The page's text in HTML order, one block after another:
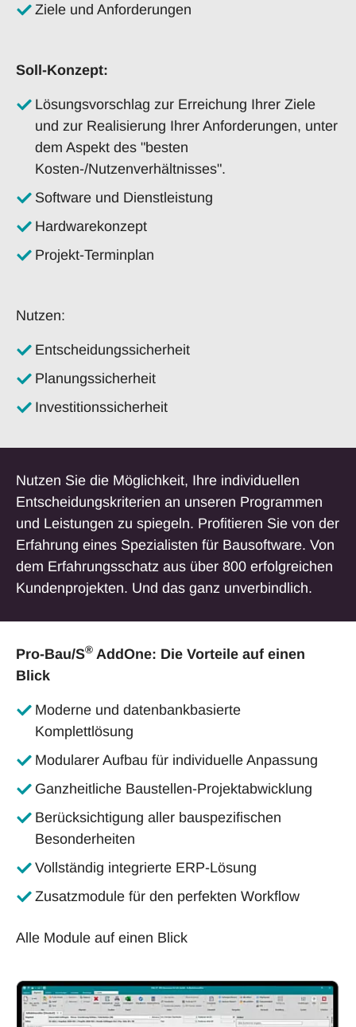
Ziele und Anforderungen
Soll-Konzept:
Lösungsvorschlag zur Erreichung Ihrer Ziele
und zur Realisierung Ihrer Anforderungen, unter
dem Aspekt des "besten
Kosten-/Nutzenverhältnisses".
Software und Dienstleistung
Hardwarekonzept
Projekt-Terminplan
Nutzen:
Entscheidungssicherheit
Planungssicherheit
Investitionssicherheit
Nutzen Sie die Möglichkeit, Ihre individuellen
Entscheidungskriterien an unseren Programmen
und Leistungen zu spiegeln. Profitieren Sie von der
Erfahrung eines Spezialisten für Bausoftware. Von
dem Erfahrungsschatz aus über 800 erfolgreichen
Kundenprojekten. Und das ganz unverbindlich.
Pro-Bau/S® AddOne: Die Vorteile auf einen
Blick
Moderne und datenbankbasierte
Komplettlösung
Modularer Aufbau für individuelle Anpassung
Ganzheitliche Baustellen-Projektabwicklung
Berücksichtigung aller bauspezifischen
Besonderheiten
Vollständig integrierte ERP-Lösung
Zusatzmodule für den perfekten Workflow
Alle Module auf einen Blick